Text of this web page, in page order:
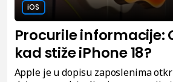
iOS
Procurile informacije:
kad stiže iPhone 18?
Apple je u dopisu zaposlenima